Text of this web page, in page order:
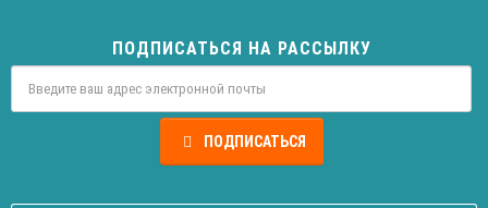
ПОДПИСАТЬСЯ НА РАССЫЛКУ
ПОДПИСАТЬСЯ